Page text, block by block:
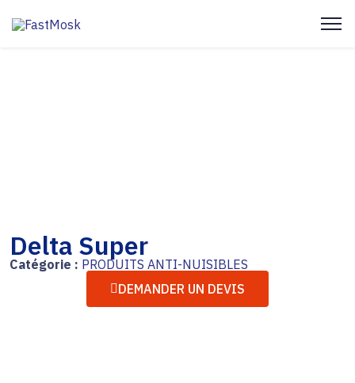
Delta Super
Catégorie : PRODUITS ANTI-NUISIBLES
DEMANDER UN DEVIS